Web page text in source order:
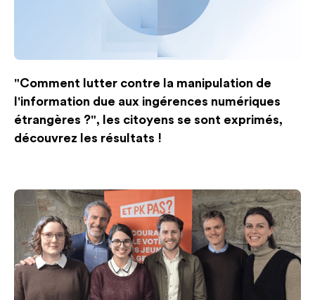
"Comment lutter contre la manipulation de
l'information due aux ingérences numériques
étrangères ?", les citoyens se sont exprimés,
découvrez les résultats !